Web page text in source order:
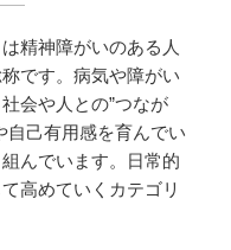
精神障がいのある人
です。病気や障がい
会や人との”つなが
自己有用感を育んでい
んでいます。日常的
高めていくカテゴリ